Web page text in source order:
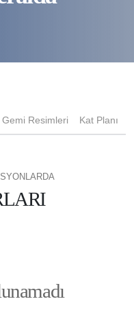
Gemi Resimleri Kat Planı